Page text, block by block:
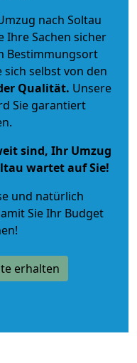
nach Soltau
Ihre Sachen sicher
Bestimmungsort
selbst von den
Qualität. Unsere
Sie garantiert
sind, Ihr Umzug
wartet auf Sie!
und natürlich
Sie Ihr Budget
erhalten